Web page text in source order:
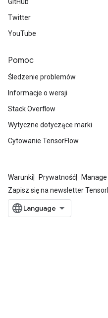
Twitter
YouTube
Pomoc
Śledzenie problemów
Informacje o wersji
Stack Overflow
Wytyczne dotyczące marki
Cytowanie TensorFlow
Warunki Prywatność
Zapisz się na newsletter